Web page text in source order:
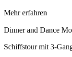
Mehr erfahren
Dinner and Dance
Schiffstour mit 3-